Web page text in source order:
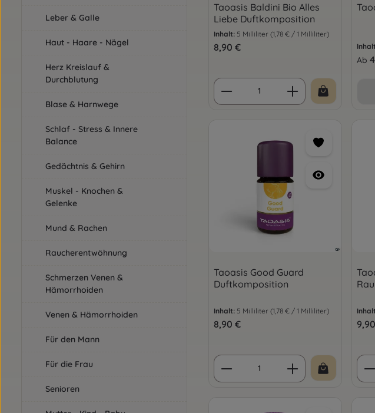
Leber & Galle
Haut - Haare - Nägel
Herz Kreislauf &
Durchblutung
Blase & Harnwege
Schlaf - Stress & Innere
Balance
Gedächtnis & Gehirn
Muskel - Knochen &
Gelenke
Mund & Rachen
Raucherentwöhnung
Schmerzen Venen &
Hämorrhoiden
Venen & Hämorrhoiden
Für den Mann
Für die Frau
Senioren
Taoasis Baldini Bio Alles
Liebe Duftkomposition
Inhalt: 5 Milliliter (1,78 € / 1 Milliliter)
Regulärer Preis:
8,90 €
Produkt Anzahl: Gib
Ab
Taoasis Good Guard
Duftkomposition
Inhalt: 5 Milliliter (1,78 € / 1 Milliliter)
Regulärer Preis:
8,90 €
Produkt Anzahl: Gib